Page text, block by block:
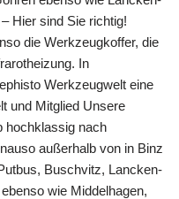
Hier sind Sie richtig!
die Werkzeugkoffer, die
In
Werkzeugwelt eine
und Mitglied Unsere
hochklassig nach
außerhalb von in Binz
Buschvitz, Lancken-
wie Middelhagen,